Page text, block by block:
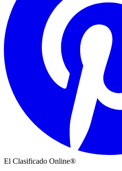
El Clasificado Online®